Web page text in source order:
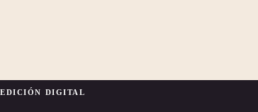
EDICIÓN DIGITAL